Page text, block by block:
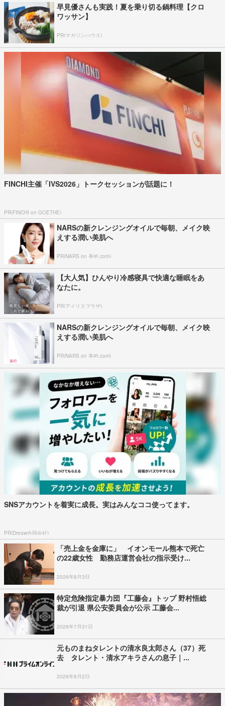
早見優さんも実践！夏を乗り切る鍋料理【クロ
ワッサン】
PR(マガジンハウス)
FINCHI主催「IVS2026」トークセッションが話題に！
PR(FINCHI on GOETHE)
NARSの新クレンジングオイルで毎朝、メイク映
えする潤い美肌へ
PR(NARS on 美的.com)
【大人気】ひんやり冷感寝具で快適な睡眠をあ
なたに。
PR(アイリスプラザ)
NARSの新クレンジングオイルで毎朝、メイク映
えする潤い美肌へ
PR(NARS on 美的.com)
SNSアカウントを着実に成長。実はみんなココ使ってます。
PR(Dreaw合同会社)
「売上金を金庫に」 イオンモール熊本で死亡
の22歳女性 勤務店運営会社の指示受け...
2026年8月3日
特定危険指定暴力団『工藤会』トップ 野村悟総
裁が引退 県公安委員会が公示 工藤会...
2026年7月31日
元ものまねタレントの清水良太郎さん（37）死
去 タレント・清水アキラさんの息子｜...
2026年8月2日